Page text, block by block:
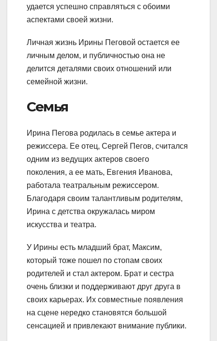
удается успешно справляться с обоими
аспектами своей жизни.
Личная жизнь Ирины Пеговой остается ее
личным делом, и публичностью она не
делится деталями своих отношений или
семейной жизни.
Семья
Ирина Пегова родилась в семье актера и
режиссера. Ее отец, Сергей Пегов, считался
одним из ведущих актеров своего
поколения, а ее мать, Евгения Иванова,
работала театральным режиссером.
Благодаря своим талантливым родителям,
Ирина с детства окружалась миром
искусства и театра.
У Ирины есть младший брат, Максим,
который тоже пошел по стопам своих
родителей и стал актером. Брат и сестра
очень близки и поддерживают друг друга в
своих карьерах. Их совместные появления
на сцене нередко становятся большой
сенсацией и привлекают внимание публики.